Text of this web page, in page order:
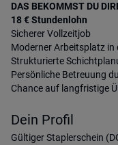
DAS BEKOMMST DU
18 € Stundenlohn
Sicherer Vollzeitjob
Moderner Arbeitsplatz in
Strukturierte
Persönliche Betreuung
Chance auf langfristige
Dein Profil
Gültiger Staplerschein